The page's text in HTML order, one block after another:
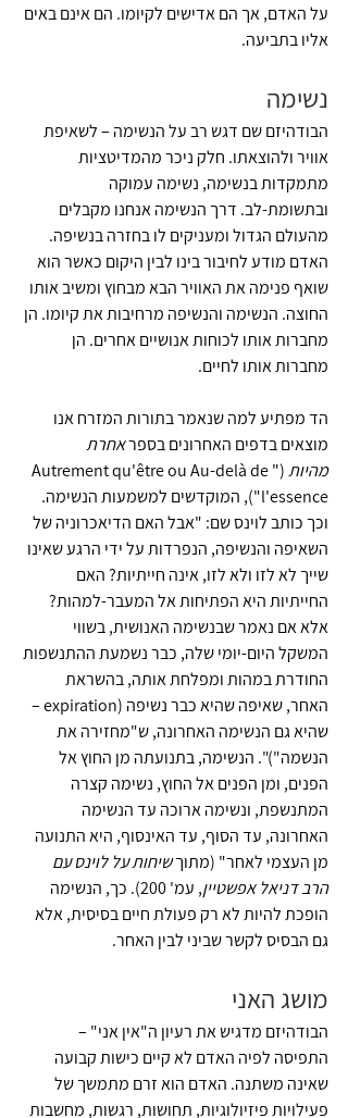
על האדם, אך הם אדישים לקיומו. הם אינם באים
אליו בתביעה.
נשימה
הבודהיזם שם דגש רב על הנשימה – לשאיפת
אוויר ולהוצאתו. חלק ניכר מהמדיטציות
מתמקדות בנשימה, נשימה עמוקה
ובתשומת-לב. דרך הנשימה אנחנו מקבלים
מהעולם הגדול ומעניקים לו בחזרה בנשיפה.
האדם מודע לחיבור בינו לבין היקום כאשר הוא
שואף פנימה את האוויר הבא מבחוץ ומשיב אותו
החוצה. הנשימה והנשיפה מרחיבות את קיומו. הן
מחברות אותו לכוחות אנושיים אחרים. הן
מחברות אותו לחיים.
הד מפתיע למה שנאמר בתורות המזרח אנו
מוצאים בדפים האחרונים בספר אחרת
מהיות
("Autrement qu'être ou Au-delà de
l'essence"), המוקדשים למשמעות הנשימה.
וכך כותב לוינס שם: "אבל האם הדיאכרוניה של
השאיפה והנשיפה, הנפרדות על ידי הרגע שאינו
שייך לא לזו ולא לזו, אינה חייתיות? האם
החייתיות היא הפתיחות אל המעבר-למהות?
אלא אם נאמר שבנשימה האנושית, בשווי
המשקל היום-יומי שלה, כבר נשמעת ההתנשפות
החודרת במהות ומפלחת אותה, בהשראת
האחר, שאיפה שהיא כבר נשיפה (expiration –
שהיא גם הנשימה האחרונה, ש"מחזירה את
הנשמה")". הנשימה, בתנועתה מן החוץ אל
הפנים, ומן הפנים אל החוץ, נשימה קצרה
המתנשפת, ונשימה ארוכה עד הנשימה
האחרונה, עד הסוף, עד האינסוף, היא התנועה
מן העצמי לאחר" (מתוך שיחות על לוינס עם
הרבדניאל אפשטיין
, עמ' 200). כך, הנשימה
הופכת להיות לא רק פעולת חיים בסיסית, אלא
גם הבסיס לקשר שביני לבין האחר.
מושג האני
הבודהיזם מדגיש את רעיון ה"אין אני" –
התפיסה לפיה האדם לא קיים כישות קבועה
שאינה משתנה. האדם הוא זרם מתמשך של
פעילויות פיזיולוגיות, תחושות, רגשות, מחשבות